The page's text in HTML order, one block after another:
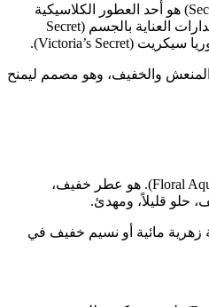
عطر سيكريت شارم (Secret Charm) هو أحد العطور الكلاسيكية
والأكثر شهرة ضمن مجموعة إصدارات العناية بالجسم (Secret
المنعش والخفيف، وهو مصمم ليمنح
الطابع: عطر زهري – مائي (Floral Aquatic). هو عطر خفيف،
حلو قليلاً، ومهدئ.
زهرية مائية أو نسيم خفيف في